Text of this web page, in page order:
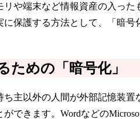
リや端末など情報資産の入っ
保護する方法として、「暗号
ための「暗号化」
ち主以外の人間が外部記憶装
できます。Wordなどの